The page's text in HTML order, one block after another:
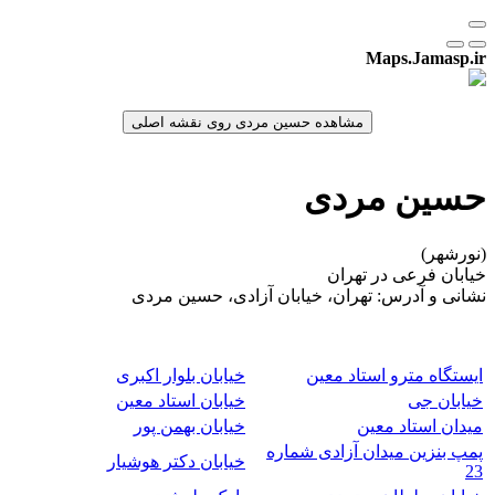
Maps.Jamasp.ir
حسین مردی
(نورشهر)
خیابان فرعی در تهران
نشانی و آدرس: تهران، خیابان آزادی، حسین مردی
ایستگاه مترو استاد معین
خیابان بلوار اکبری
خیابان جی
خیابان استاد معین
میدان استاد معین
خیابان بهمن پور
پمپ بنزین میدان آزادی شماره
23
خیابان دکتر هوشیار